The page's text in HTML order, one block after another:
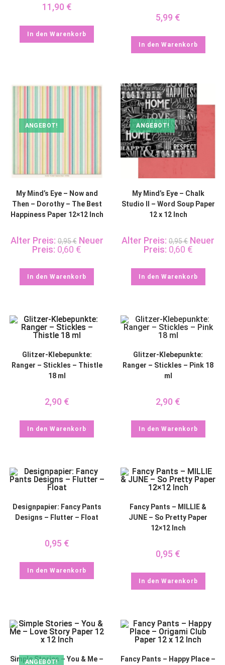
11,90 €
In den Warenkorb
5,99 €
In den Warenkorb
ANGEBOT!
My Mind’s Eye – Now and
Then – Dorothy – The Best
Happiness Paper 12×12 Inch
Alter Preis: 0,95€ Neuer
Preis: 0,60 €
In den Warenkorb
ANGEBOT!
My Mind’s Eye – Chalk
Studio II – Word Soup Paper
12 x 12 Inch
Alter Preis: 0,95€ Neuer
Preis: 0,60 €
In den Warenkorb
Glitzer-Klebepunkte:
Ranger – Stickles – Thistle
18 ml
2,90 €
In den Warenkorb
Glitzer-Klebepunkte:
Ranger – Stickles – Pink 18
ml
2,90 €
In den Warenkorb
Designpapier: Fancy Pants
Designs – Flutter – Float
0,95 €
In den Warenkorb
Fancy Pants – MILLIE &
JUNE – So Pretty Paper
12×12 Inch
0,95 €
In den Warenkorb
ANGEBOT!
Simple Stories – You & Me – Fancy Pants – Happy Place –